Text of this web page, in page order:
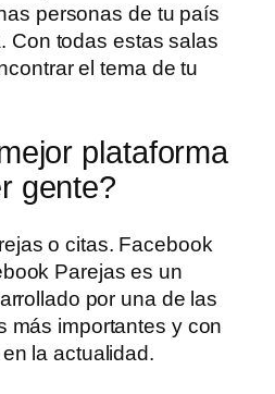
personas de tu país
Con todas estas salas
el tema de tu
plataforma
gente?
o citas. Facebook
Parejas es un
por una de las
más importantes y con
la actualidad.